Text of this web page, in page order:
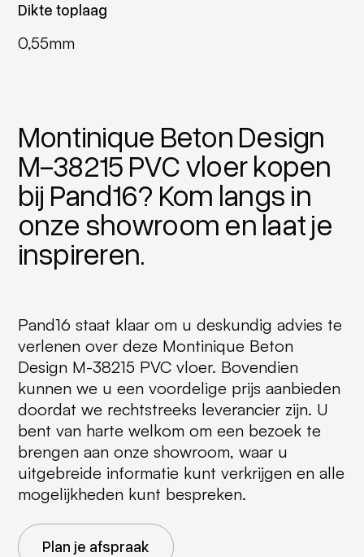
Dikte toplaag
0,55mm
Montinique Beton Design
M-38215 PVC vloer kopen
bij Pand16? Kom langs in
onze showroom en laat je
inspireren.
Pand16 staat klaar om u deskundig advies te
verlenen over deze Montinique Beton
Design M-38215 PVC vloer. Bovendien
kunnen we u een voordelige prijs aanbieden
doordat we rechtstreeks leverancier zijn. U
bent van harte welkom om een bezoek te
brengen aan onze showroom, waar u
uitgebreide informatie kunt verkrijgen en alle
mogelijkheden kunt bespreken.
Plan je afspraak